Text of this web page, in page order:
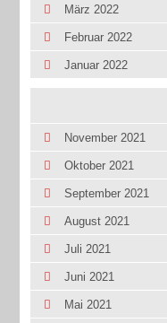
März 2022
Februar 2022
Januar 2022
November 2021
Oktober 2021
September 2021
August 2021
Juli 2021
Juni 2021
Mai 2021